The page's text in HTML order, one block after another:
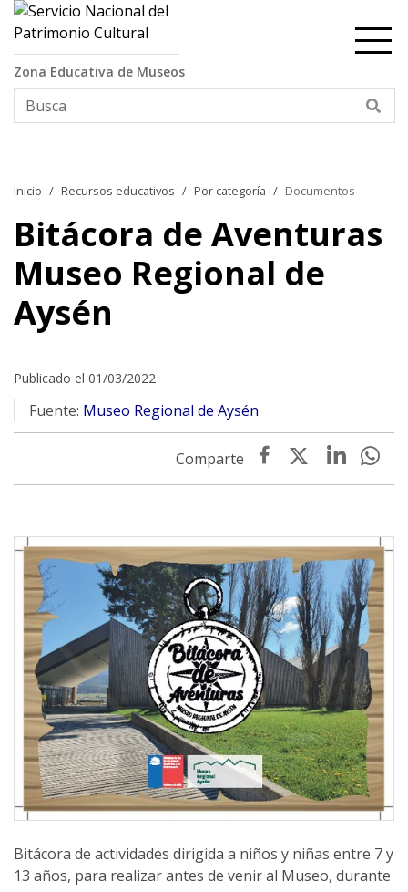
Contenido principal
Zona Educativa de Museos
Inicio Recursos educativos Por categoría Documentos
Bitácora de Aventuras
Museo Regional de
Aysén
Publicado el 01/03/2022
Fuente: Museo Regional de Aysén
Bitácora de actividades dirigida a niños y niñas entre 7 y
13 años, para realizar antes de venir al Museo, durante